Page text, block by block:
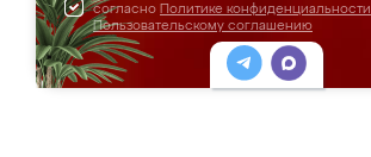
согласно Политике конфиденциальности
Пользовательскому соглашению